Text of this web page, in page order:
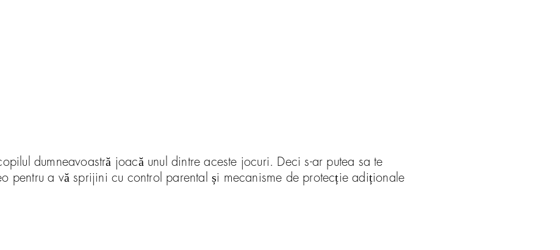
dumneavoastră joacă unul dintre aceste jocuri. Deci s-ar putea sa te
pentru a vă sprijini cu control parental și mecanisme de protecție adiționale